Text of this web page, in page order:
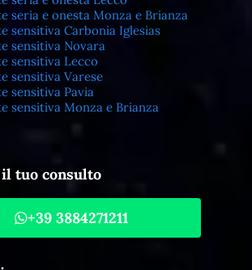
seria e onesta Monza e Brianza
sensitiva Carbonia Iglesias
sensitiva Novara
sensitiva Lecco
sensitiva Varese
sensitiva Pavia
sensitiva Monza e Brianza
tuo consulto
+39 3884271211